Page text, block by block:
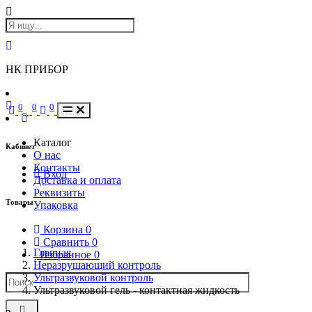
НК ПРИБОР
Кабинет
Вход
Товары
Корзина 0
Сравнить 0
Избранное 0
0 0 0
Каталог
О нас
Контакты
Доставка и оплата
Реквизиты
Упаковка
Главная
Неразрушающий контроль
Ультразвуковой контроль
Ультразвуковой гель - контактная жидкость